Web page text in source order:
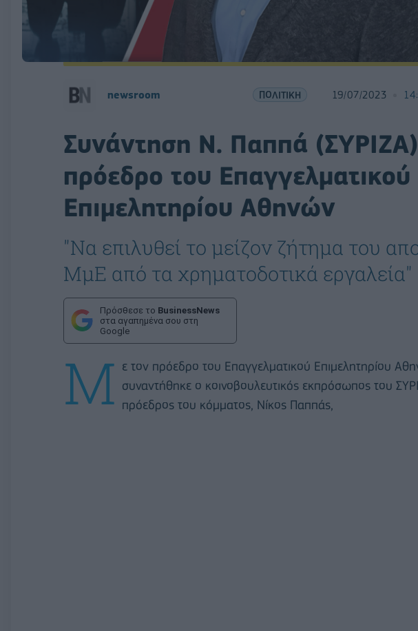
newsroom ΠΟΛΙΤΙΚΗ 19/07/2023
Συνάντηση Ν. Παππά
πρόεδρο του Επαγγελματικού
Επιμελητηρίου Αθηνών
"Να επιλυθεί το μείζον ζήτημα του
ΜμΕ από τα χρηματοδοτικά εργαλεία"
Πρόσθεσε το BusinessNews
στα αγαπημένα σου στη
Google
Μ ε τον πρόεδρο του Επαγγελματικού Επιμελητηρίου
συναντήθηκε ο κοινοβουλευτικός εκπρόσωπος του
πρόεδρος του κόμματος, Νίκος Παππάς,